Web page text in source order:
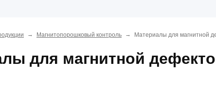
→ Магнитопорошковый контроль → Материалы для магнитной
для магнитной